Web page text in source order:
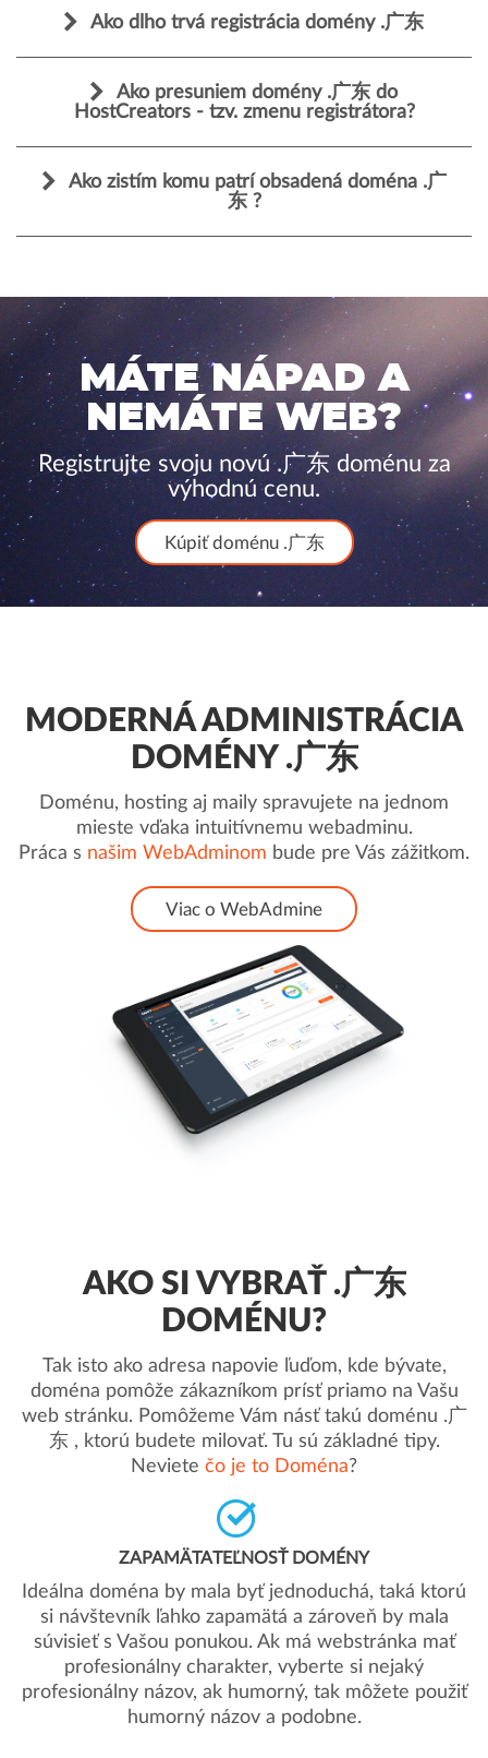
Ako dlho trvá registrácia domény .广东
Ako presuniem domény .广东 do
HostCreators - tzv. zmenu registrátora?
Ako zistím komu patrí obsadená doména .广
东 ?
MÁTE NÁPAD A
NEMÁTE WEB?
Registrujte svoju novú .广东 doménu za
výhodnú cenu.
Kúpiť doménu .广东
MODERNÁ ADMINISTRÁCIA
DOMÉNY .广东
Doménu, hosting aj maily spravujete na jednom
mieste vďaka intuitívnemu webadminu.
Práca s našim WebAdminom bude pre Vás zážitkom.
Viac o WebAdmine
AKO SI VYBRAŤ .广东
DOMÉNU?
Tak isto ako adresa napovie ľuďom, kde bývate,
doména pomôže zákazníkom prísť priamo na Vašu
web stránku. Pomôžeme Vám násť takú doménu .广
东 , ktorú budete milovať. Tu sú základné tipy.
Neviete čo je to Doména?
ZAPAMÄTATEĽNOSŤ DOMÉNY
Ideálna doména by mala byť jednoduchá, taká ktorú
si návštevník ľahko zapamätá a zároveň by mala
súvisieť s Vašou ponukou. Ak má webstránka mať
profesionálny charakter, vyberte si nejaký
profesionálny názov, ak humorný, tak môžete použiť
humorný názov a podobne.